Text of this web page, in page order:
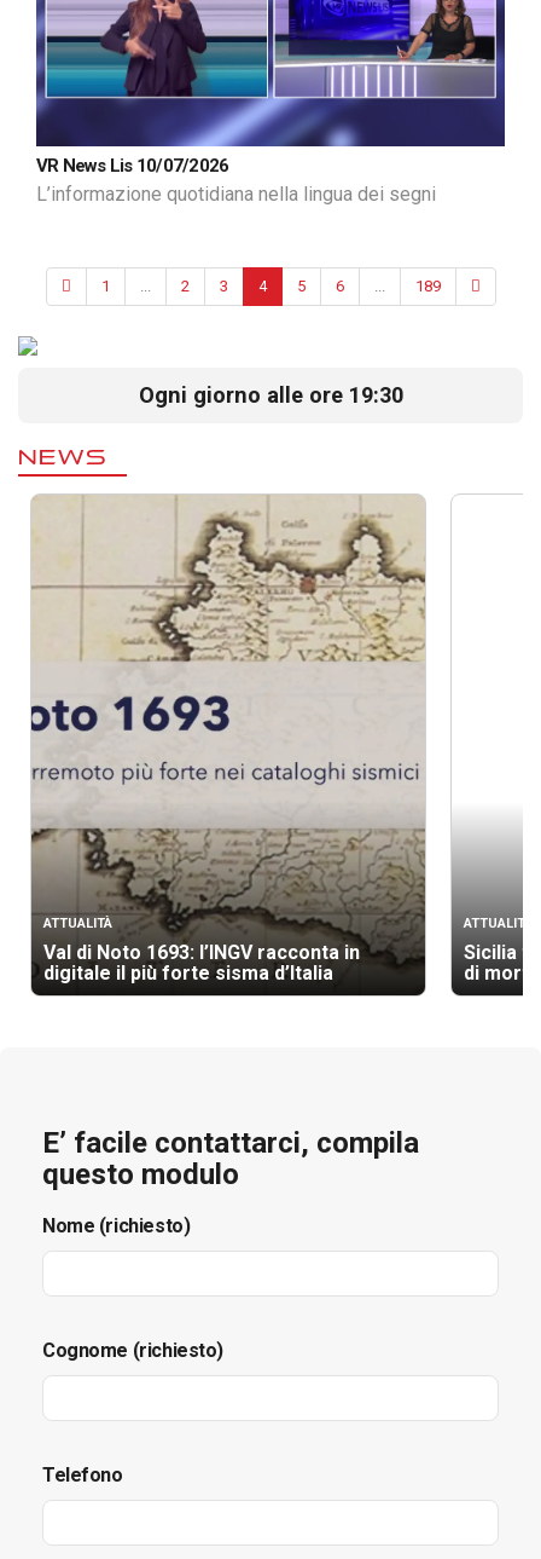
VR News Lis 10/07/2026
L’informazione quotidiana nella lingua dei segni
1 2 3 4 5 6 189
Ogni giorno alle ore 19:30
NEWS
ATTUALITÀ
Val di Noto 1693: l’INGV racconta in
digitale il più forte sisma d’Italia
ATTUALITÀ
Sicilia
di morti
E’ facile contattarci, compila
questo modulo
Nome (richiesto)
Cognome (richiesto)
Telefono